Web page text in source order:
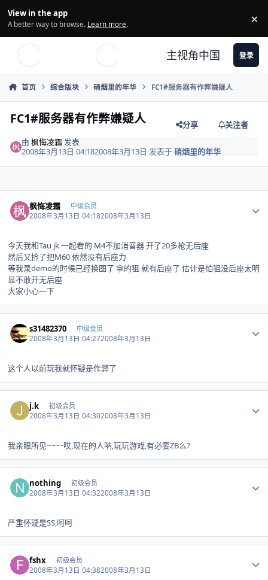
View in the app
A better way to browse. Learn more. ×
主视角中国 登录
首页 综合版块 硝烟里的年华 FC1#服务器有作弊嫌疑人
FC1#服务器有作弊嫌疑人 分享
关注者
由枫悔凌霜 发表
2008年3月13日 04:182008年3月13日 发表于硝烟里的年华
枫悔凌霜 中级会员
2008年3月13日 04:182008年3月13日
今天我和Tau jk 一起看的 M4不加消音器 开了20多枪无后座
然后又捡了把M60 依然没有后座力
等我录demo的时候已经换图了 拿的狙 就有后座了 估计是怕狙没后座太明
显不敢开无后座
大家小心一下
s31482370 中级会员
2008年3月13日 04:272008年3月13日
这个人以前玩我就怀疑是作弊了
j.k 初级会员
2008年3月13日 04:302008年3月13日
我亲眼所见~~~~哎,现在的人呐,玩玩游戏,有必要ZB么?
nothing 初级会员
2008年3月13日 04:322008年3月13日
严重怀疑是SS,呵呵
fshx 初级会员
2008年3月13日 04:382008年3月13日